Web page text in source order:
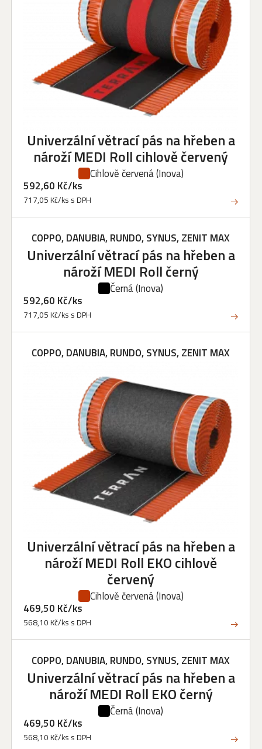
Univerzální větrací pás na hřeben a
nároží MEDI Roll cihlově červený
Cihlově červená(Inova)
592,60 Kč/ks
717,05 Kč/ks s DPH
COPPO, DANUBIA, RUNDO, SYNUS, ZENIT MAX
Univerzální větrací pás na hřeben a
nároží MEDI Roll černý
Černá(Inova)
592,60 Kč/ks
717,05 Kč/ks s DPH
COPPO, DANUBIA, RUNDO, SYNUS, ZENIT MAX
Univerzální větrací pás na hřeben a
nároží MEDI Roll EKO cihlově
červený
Cihlově červená(Inova)
469,50 Kč/ks
568,10 Kč/ks s DPH
COPPO, DANUBIA, RUNDO, SYNUS, ZENIT MAX
Univerzální větrací pás na hřeben a
nároží MEDI Roll EKO černý
Černá(Inova)
469,50 Kč/ks
568,10 Kč/ks s DPH